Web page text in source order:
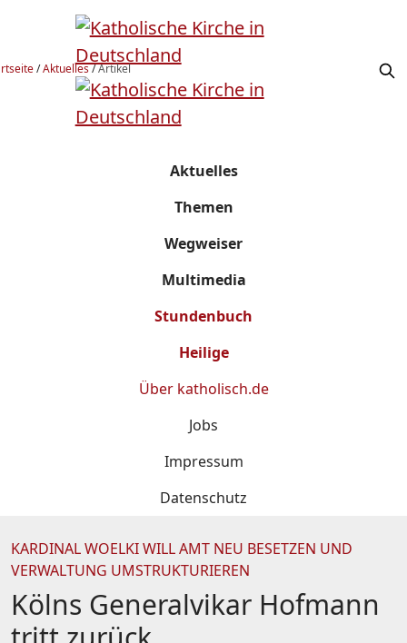
/Aktuelles/Artikel
Aktuelles
Themen
Wegweiser
Multimedia
Stundenbuch
Heilige
Über katholisch.de
Jobs
Impressum
Datenschutz
KARDINAL WOELKI WILL AMT NEU BESETZEN UND
VERWALTUNG UMSTRUKTURIEREN
Kölns Generalvikar Hofmann